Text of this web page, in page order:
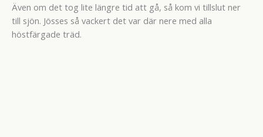
Även om det tog lite längre tid att gå, så kom vi tillslut ner
till sjön. Jösses så vackert det var där nere med alla
höstfärgade träd.